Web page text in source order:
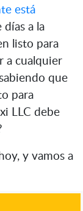
está
días a la
listo para
a cualquier
que
para
LLC debe
y vamos a